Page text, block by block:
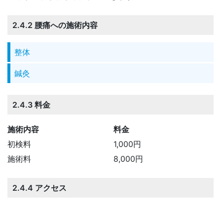
2.4.2 腰痛への施術内容
整体
鍼灸
2.4.3 料金
施術内容
料金
初検料
1,000円
施術料
8,000円
2.4.4 アクセス